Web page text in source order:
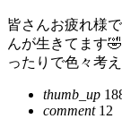
皆さんお疲れ様
んが生きてます
ったりで色々考
thumb_up
comment12